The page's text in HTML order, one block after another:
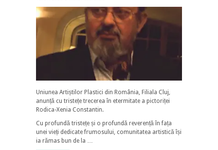
Uniunea Artiștilor Plastici din România, Filiala Cluj,
anunță cu tristețe trecerea în etermitate a pictoriței
Rodica-Xenia Constantin.
Cu profundă tristețe și o profundă reverență în fața
unei vieți dedicate frumosului, comunitatea artistică își
ia rămas bun de la …